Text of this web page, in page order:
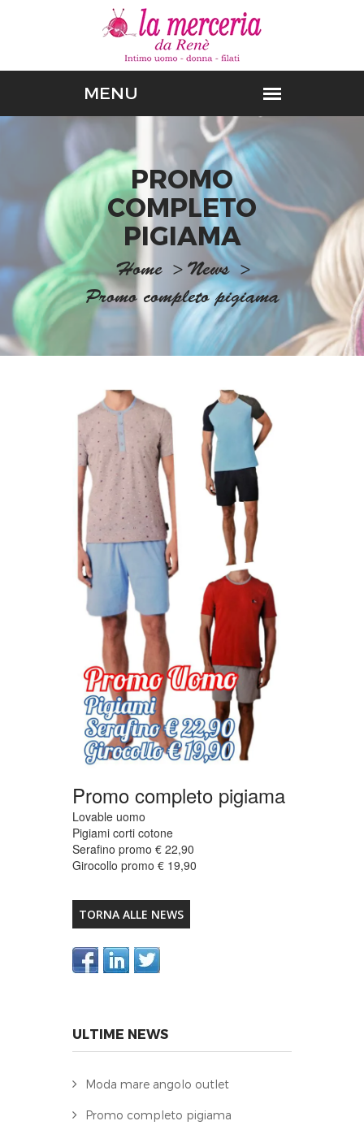
PROMO
COMPLETO
PIGIAMA
Home > News >
Promo completo pigiama
Promo completo pigiama
Lovable uomo
Pigiami corti cotone
Serafino promo € 22,90
Girocollo promo € 19,90
TORNA ALLE NEWS
ULTIME NEWS
Moda mare angolo outlet
Promo completo pigiama